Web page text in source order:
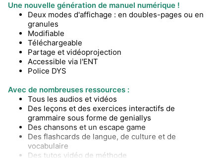
Une nouvelle génération de manuel numérique !
Deux modes d'affichage : en doubles-pages ou en
granules
Modifiable
Téléchargeable
Partage et vidéoprojection
Accessible via l'ENT
Police DYS
Avec de nombreuses ressources :
Tous les audios et vidéos
Des leçons et des exercices interactifs de
grammaire sous forme de geniallys
Des chansons et un escape game
Des flashcards de langue, de culture et de
vocabulaire
Des tutos vidéo de méthode